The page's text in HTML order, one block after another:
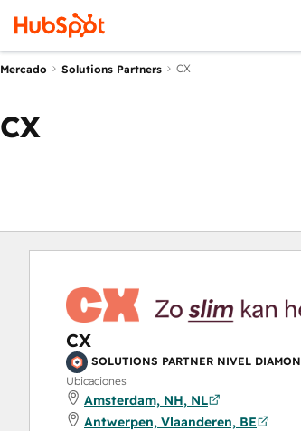
Mercado Solutions Partners CX
CX
CX
SOLUTIONS PARTNER NIVEL
Ubicaciones
Amsterdam, NH, NL
Antwerpen, Vlaanderen, BE